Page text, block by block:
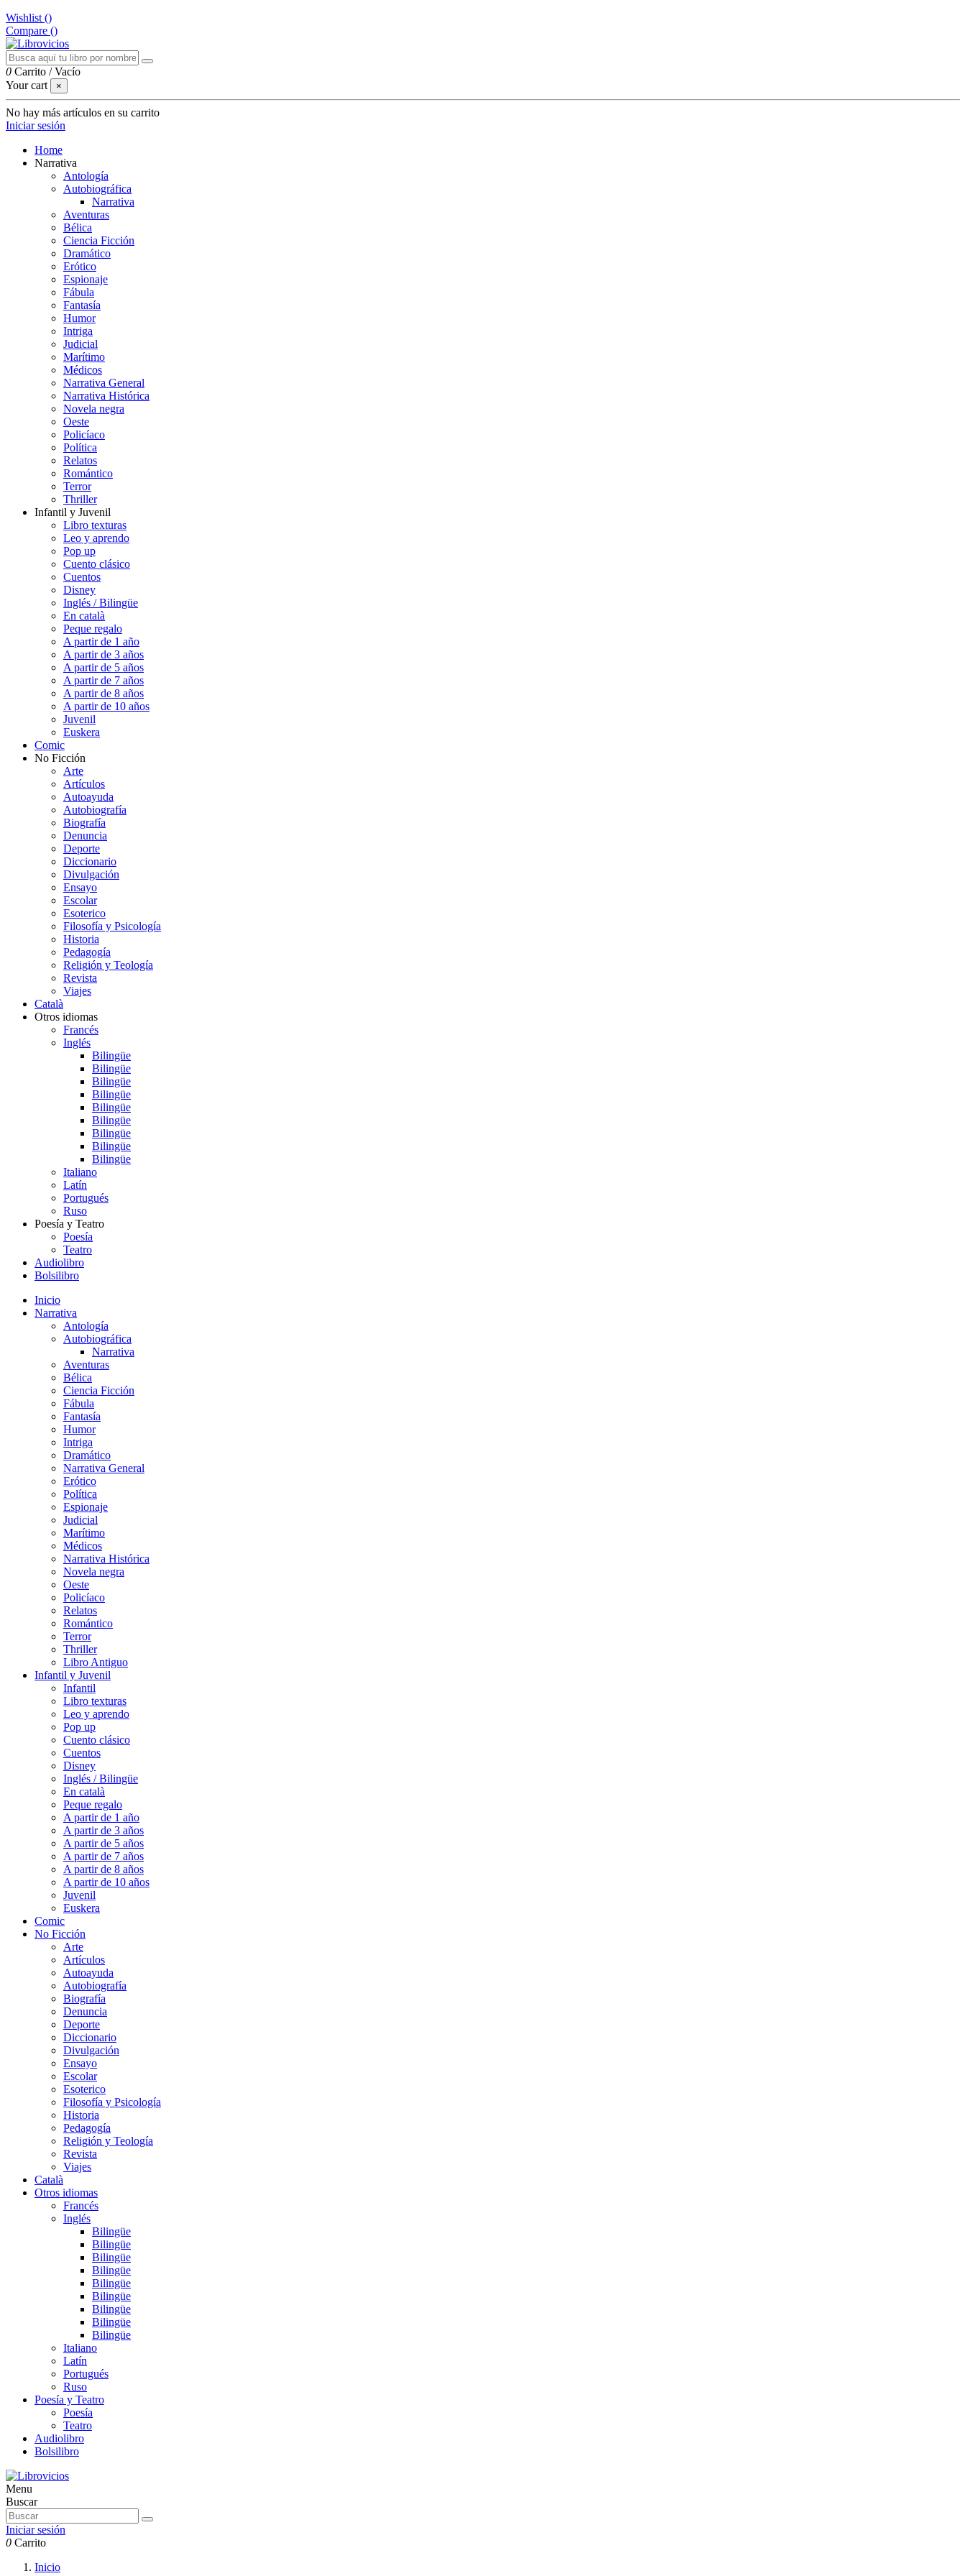
Wishlist ()
Compare ()
0 Carrito /Vacío
Your cart
×
No hay más artículos en su carrito
Iniciar sesión
Home
Narrativa
Antología
Autobiográfica
Narrativa
Aventuras
Bélica
Ciencia Ficción
Dramático
Erótico
Espionaje
Fábula
Fantasía
Humor
Intriga
Judicial
Marítimo
Médicos
Narrativa General
Narrativa Histórica
Novela negra
Oeste
Policíaco
Política
Relatos
Romántico
Terror
Thriller
Infantil y Juvenil
Libro texturas
Leo y aprendo
Pop up
Cuento clásico
Cuentos
Disney
Inglés / Bilingüe
En català
Peque regalo
A partir de 1 año
A partir de 3 años
A partir de 5 años
A partir de 7 años
A partir de 8 años
A partir de 10 años
Juvenil
Euskera
Comic
No Ficción
Arte
Artículos
Autoayuda
Autobiografía
Biografía
Denuncia
Deporte
Diccionario
Divulgación
Ensayo
Escolar
Esoterico
Filosofía y Psicología
Historia
Pedagogía
Religión y Teología
Revista
Viajes
Català
Otros idiomas
Francés
Inglés
Bilingüe
Bilingüe
Bilingüe
Bilingüe
Bilingüe
Bilingüe
Bilingüe
Bilingüe
Bilingüe
Italiano
Latín
Portugués
Ruso
Poesía y Teatro
Poesía
Teatro
Audiolibro
Bolsilibro
Inicio
Narrativa
Antología
Autobiográfica
Narrativa
Aventuras
Bélica
Ciencia Ficción
Fábula
Fantasía
Humor
Intriga
Dramático
Narrativa General
Erótico
Política
Espionaje
Judicial
Marítimo
Médicos
Narrativa Histórica
Novela negra
Oeste
Policíaco
Relatos
Romántico
Terror
Thriller
Libro Antiguo
Infantil y Juvenil
Infantil
Libro texturas
Leo y aprendo
Pop up
Cuento clásico
Cuentos
Disney
Inglés / Bilingüe
En català
Peque regalo
A partir de 1 año
A partir de 3 años
A partir de 5 años
A partir de 7 años
A partir de 8 años
A partir de 10 años
Juvenil
Euskera
Comic
No Ficción
Arte
Artículos
Autoayuda
Autobiografía
Biografía
Denuncia
Deporte
Diccionario
Divulgación
Ensayo
Escolar
Esoterico
Filosofía y Psicología
Historia
Pedagogía
Religión y Teología
Revista
Viajes
Català
Otros idiomas
Francés
Inglés
Bilingüe
Bilingüe
Bilingüe
Bilingüe
Bilingüe
Bilingüe
Bilingüe
Bilingüe
Bilingüe
Italiano
Latín
Portugués
Ruso
Poesía y Teatro
Poesía
Teatro
Audiolibro
Bolsilibro
Menu
Buscar
Iniciar sesión
0 Carrito
Inicio